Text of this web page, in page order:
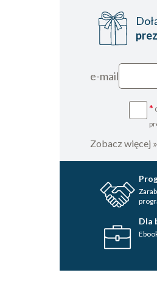
e-mail
*
Zobacz więcej »
Dla